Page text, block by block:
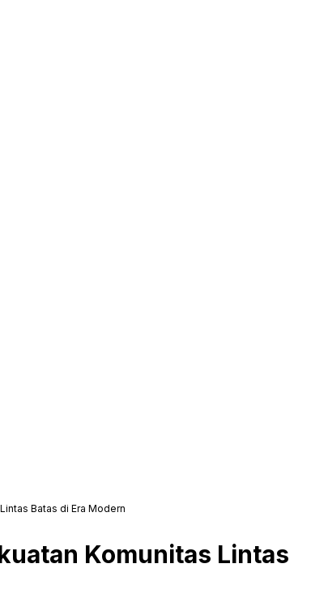
Batas di Era Modern
Komunitas Lintas